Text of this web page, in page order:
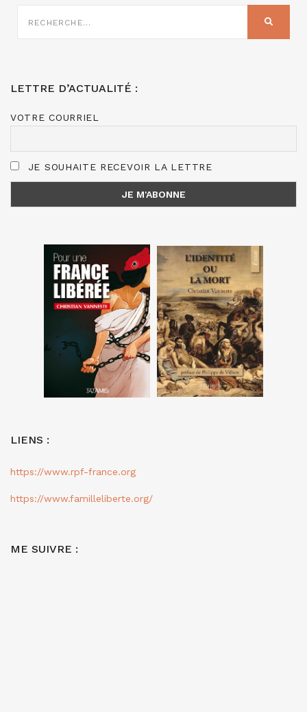
SUR
LETTRE D’ACTUALITÉ :
VOTRE COURRIEL
JE SOUHAITE RECEVOIR LA LETTRE
LIENS :
https://www.rpf-france.org
https://www.familleliberte.org/
ME SUIVRE :